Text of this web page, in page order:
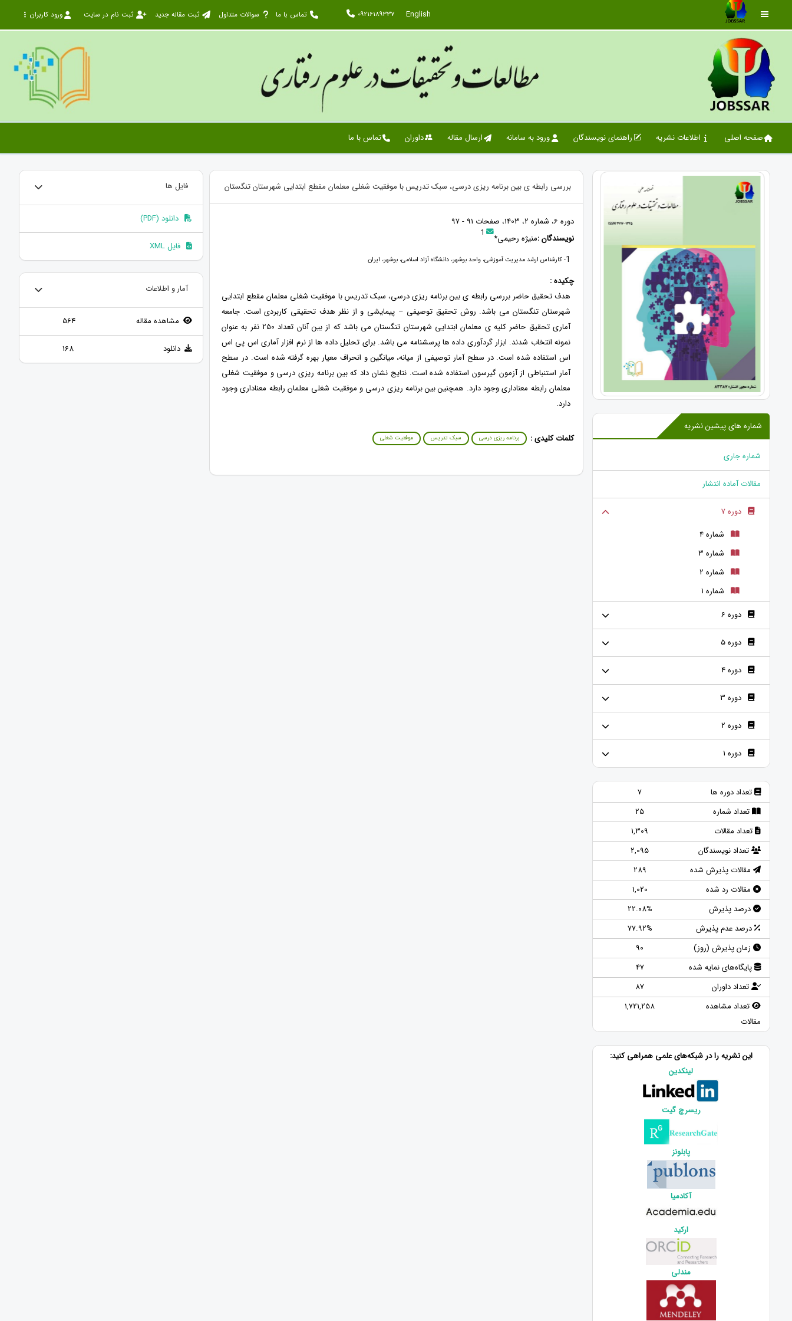
English
09216189337 تماس با ما سوالات متداول ثبت مقاله جدید ثبت نام در سایت ورود کاربران
صفحه اصلی اطلاعات نشریه راهنمای نویسندگان ورود به سامانه ارسال مقاله داوران تماس با ما
شماره های پیشین نشریه
شماره جاری
مقالات آماده انتشار
دوره 7
شماره 4
شماره 3
شماره 2
شماره 1
دوره 6
دوره 5
دوره 4
دوره 3
دوره 2
دوره 1
تعداد دوره ها
7
تعداد شماره
25
تعداد مقالات
1,309
تعداد نویسندگان
2,095
مقالات پذیرش شده
289
مقالات رد شده
1,020
درصد پذیرش
22.08%
درصد عدم پذیرش
77.92%
زمان پذیرش (روز)
90
پایگاه‌های نمایه شده
47
تعداد داوران
87
تعداد مشاهده
مقالات
1,721,258
این نشریه را در شبکه‌های علمی همراهی کنید:
لینکدین
ریسرچ گیت
پابلونز
آکادمیا
ارکید
مندلی
بررسی رابطه ی بین برنامه ریزی درسی، سبک تدریس با موفقیت شغلی معلمان مقطع ابتدایی شهرستان تنگستان
دوره 6، شماره 2، 1403، صفحات 91 - 97
نویسندگان :منیژه رحیمی* 1
1- کارشناس ارشد مدیریت آموزشی، واحد بوشهر، دانشگاه آزاد اسلامی، بوشهر، ایران
چکیده :
هدف تحقیق حاضر بررسی رابطه ی بین برنامه ریزی درسی، سبک تدریس با موفقیت شغلی معلمان مقطع ابتدایی
شهرستان تنگستان می باشد. روش تحقیق توصیفی – پیمایشی و از نظر هدف تحقیقی کاربردی است. جامعه
آماری تحقیق حاضر کلیه ی معلمان ابتدایی شهرستان تنگستان می باشد که از بین آنان تعداد 250 نفر به عنوان
نمونه انتخاب شدند. ابزار گردآوری داده ها پرسشنامه می باشد. برای تحلیل داده ها از نرم افزار آماری اس پی اس
اس استفاده شده است. در سطح آمار توصیفی از میانه، میانگین و انحراف معیار بهره گرفته شده است. در سطح
آمار استنباطی از آزمون گیرسون استفاده شده است. نتایج نشان داد که بین برنامه ریزی درسی و موفقیت شغلی
معلمان رابطه معناداری وجود دارد. همچنین بین برنامه ریزی درسی و موفقیت شغلی معلمان رابطه معناداری وجود
دارد.
کلمات کلیدی : برنامه ریزی درسی سبک تدریس موفقیت شغلی
فایل ها
دانلود (PDF)
فایل XML
آمار و اطلاعات
مشاهده مقاله 564
دانلود 168